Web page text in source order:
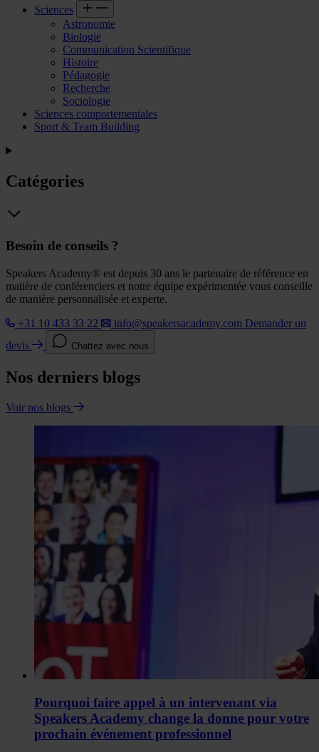
Sciences
Astronomie
Biologie
Communication Scientifique
Histoire
Pédagogie
Recherche
Sociologie
Sciences comportementales
Sport & Team Building
Catégories
Besoin de conseils ?
Speakers Academy® est depuis 30 ans le partenaire de référence en
matière de conférenciers et notre équipe expérimentée vous conseille
de manière personnalisée et experte.
+31 10 433 33 22
info@speakersacademy.com Demander un
devis
Chattez avec nous
Nos derniers blogs
Voir nos blogs
Pourquoi faire appel à un intervenant via
Speakers Academy change la donne pour votre
prochain événement professionnel